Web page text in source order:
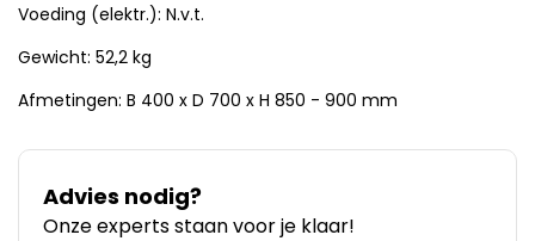
Voeding (elektr.): N.v.t.
Gewicht: 52,2 kg
Afmetingen: B 400 x D 700 x H 850 - 900 mm
Advies nodig?
Onze experts staan voor je klaar!